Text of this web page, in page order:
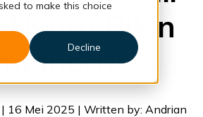
to make this choice
Decline
Nyata Bikin
| 16 Mei 2025 | Written by: Andrian